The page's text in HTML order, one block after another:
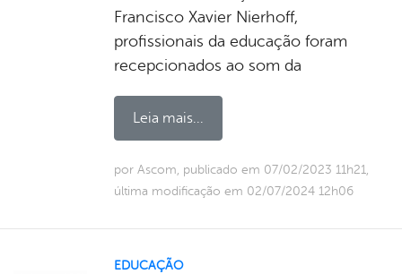
Francisco Xavier Nierhoff,
profissionais da educação foram
recepcionados ao som da
Leia mais...
por Ascom, publicado em 07/02/2023 11h21,
última modificação em 02/07/2024 12h06
EDUCAÇÃO